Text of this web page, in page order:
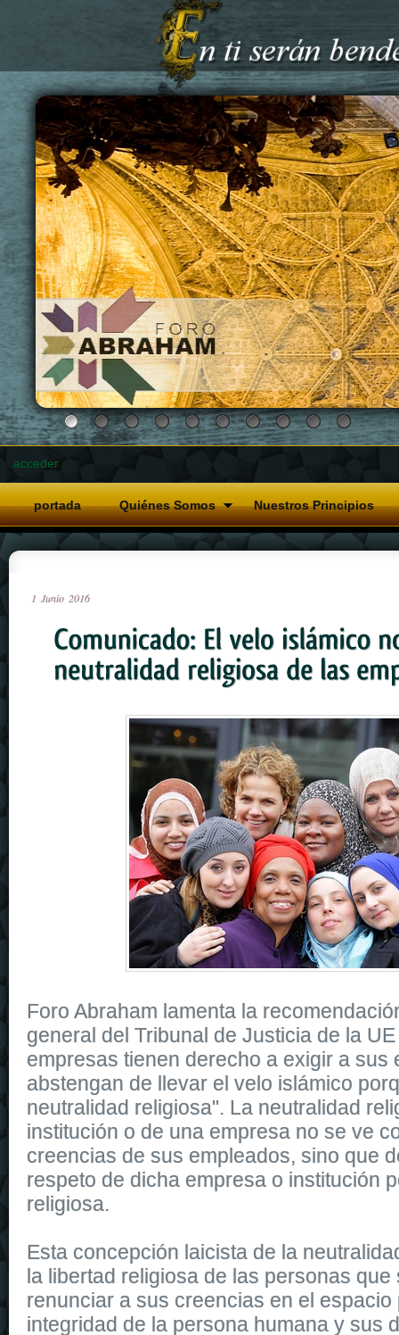
acceder
portada Quiénes Somos Nuestros Principios
1 Junio 2016
Foro Abraham lamenta la
general del Tribunal de Justicia de la
empresas tienen derecho a exigir a sus
abstengan de llevar el velo islámico
neutralidad religiosa". La neutralidad
institución o de una empresa no se ve
creencias de sus empleados, sino que
respeto de dicha empresa o institución
religiosa.
Esta concepción laicista de la
la libertad religiosa de las personas
renunciar a sus creencias en el espacio
integridad de la persona humana y sus